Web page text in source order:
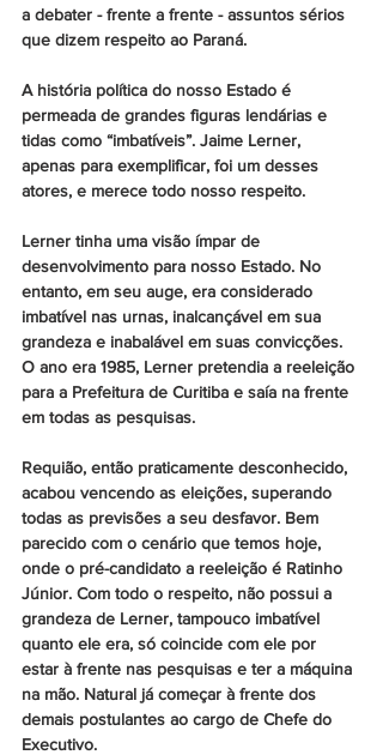
a debater - frente a frente - assuntos sérios
que dizem respeito ao Paraná.
A história política do nosso Estado é
permeada de grandes figuras lendárias e
tidas como “imbatíveis”. Jaime Lerner,
apenas para exemplificar, foi um desses
atores, e merece todo nosso respeito.
Lerner tinha uma visão ímpar de
desenvolvimento para nosso Estado. No
entanto, em seu auge, era considerado
imbatível nas urnas, inalcançável em sua
grandeza e inabalável em suas convicções.
O ano era 1985, Lerner pretendia a reeleição
para a Prefeitura de Curitiba e saía na frente
em todas as pesquisas.
Requião, então praticamente desconhecido,
acabou vencendo as eleições, superando
todas as previsões a seu desfavor. Bem
parecido com o cenário que temos hoje,
onde o pré-candidato a reeleição é Ratinho
Júnior. Com todo o respeito, não possui a
grandeza de Lerner, tampouco imbatível
quanto ele era, só coincide com ele por
estar à frente nas pesquisas e ter a máquina
na mão. Natural já começar à frente dos
demais postulantes ao cargo de Chefe do
Executivo.